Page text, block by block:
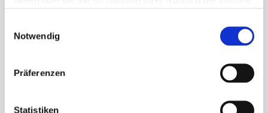
Notwendig
Präferenzen
Statistiken
里。